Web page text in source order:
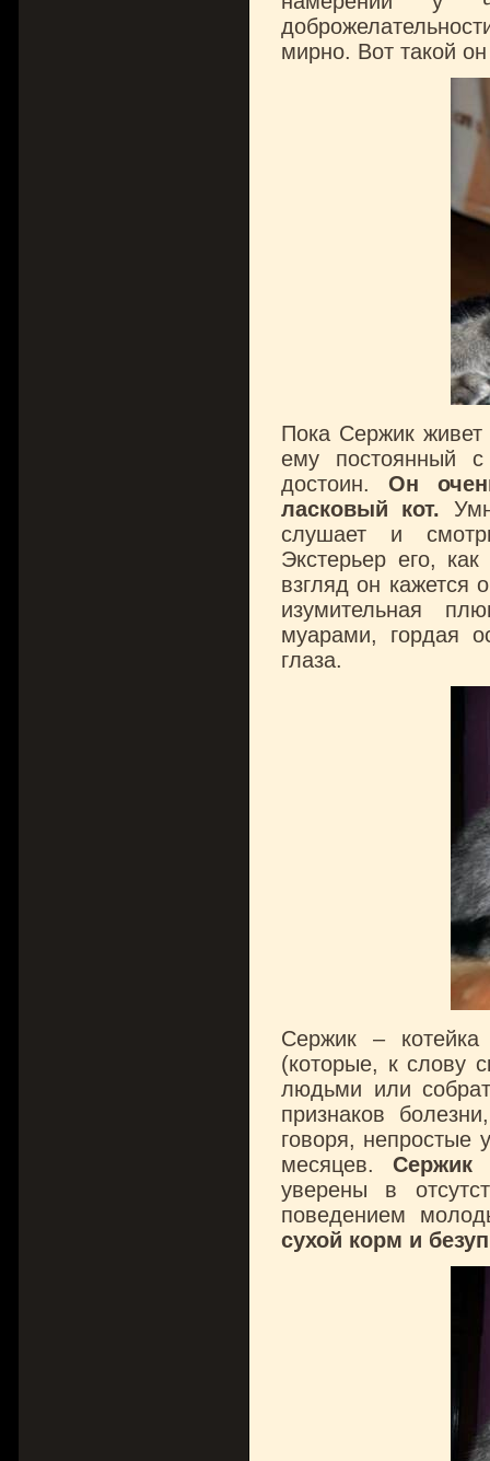
мирно. Вот такой
Пока Сержик
ему постоянный
достоин. Он
ласковый кот.
слушает и
Экстерьер его,
взгляд он
изумительная
муарами, гордая
глаза.
Сержик –
(которые, к слову
людьми или
признаков
говоря, непростые
месяцев. Сержик
уверены в
поведением
сухой корм и